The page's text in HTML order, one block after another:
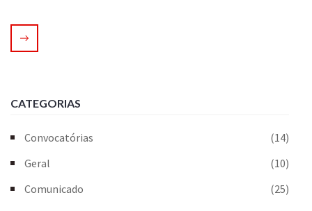
CATEGORIAS
Convocatórias
(14)
Geral
(10)
Comunicado
(25)